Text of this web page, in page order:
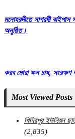
মনোহরদীতে সাগরদী
অনুষ্ঠিত।
করব মোরা ফল চাষ, সংরক্ষণ
Most Viewed Posts
খিদিরপুর ইউনিয়ন
(2,835)